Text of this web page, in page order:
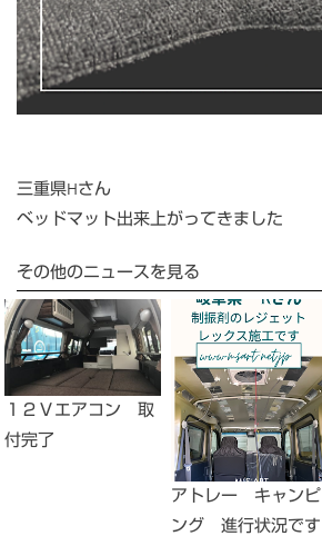
三重県Hさん
ベッドマット出来上がってきました
その他のニュースを見る
１２Ｖエアコン 取
付完了
アトレー キャンピ
ング 進行状況です